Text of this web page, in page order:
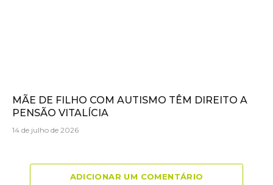
MÃE DE FILHO COM AUTISMO TÊM DIREITO A
PENSÃO VITALÍCIA
14 de julho de 2026
ADICIONAR UM COMENTÁRIO